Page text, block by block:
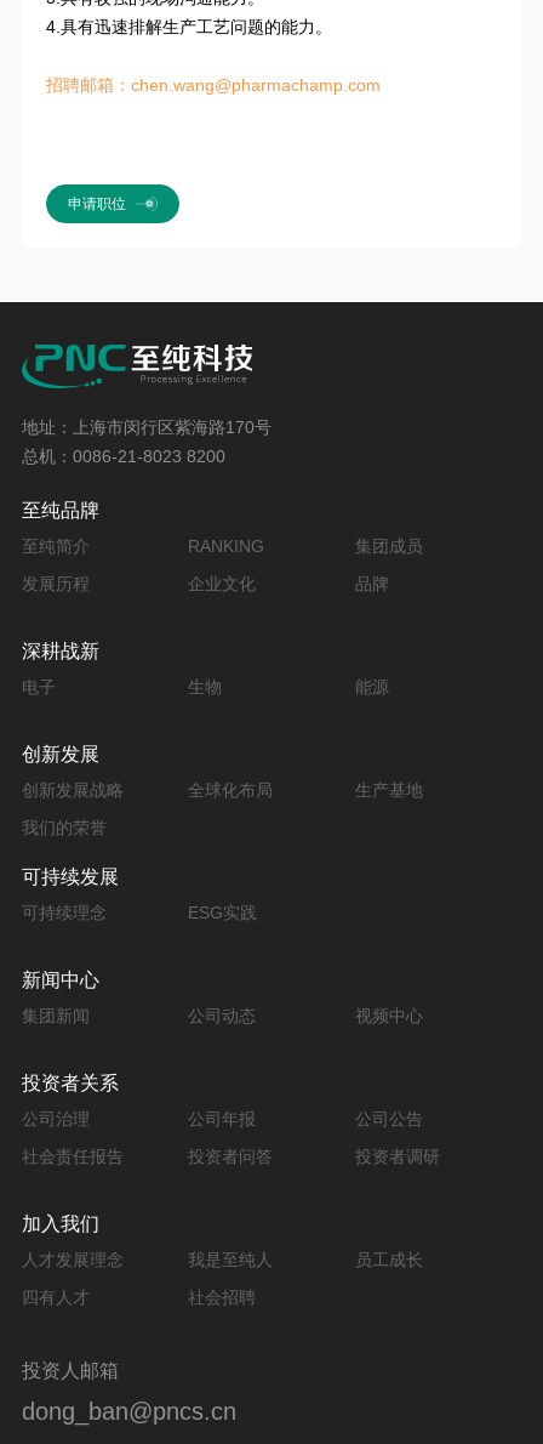
4.具有迅速排解生产工艺问题的能力。
招聘邮箱：chen.wang@pharmachamp.com
申请职位
地址：上海市闵行区紫海路170号
总机：0086-21-8023 8200
至纯品牌
至纯简介 RANKING
集团成员
发展历程
企业文化 品牌
深耕战新
电子 生物 能源
创新发展
创新发展战略 全球化布局
生产基地
我们的荣誉
可持续发展
可持续理念 ESG实践
新闻中心
集团新闻 公司动态 视频中心
投资者关系
公司治理 公司年报
公司公告
社会责任报告
投资者问答 投资者调研
加入我们
人才发展理念 我是至纯人
员工成长
四有人才
社会招聘
投资人邮箱
dong_ban@pncs.cn